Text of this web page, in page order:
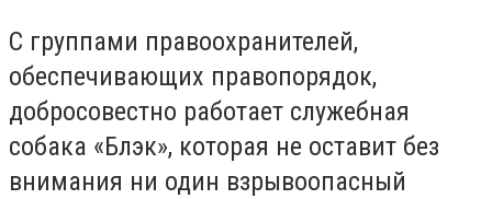
С группами правоохранителей,
обеспечивающих правопорядок,
добросовестно работает служебная
собака «Блэк», которая не оставит без
внимания ни один взрывоопасный